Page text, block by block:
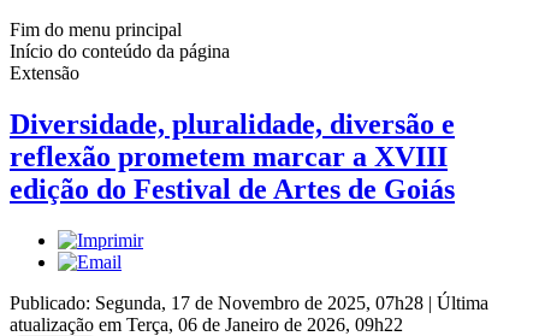
Fim do menu principal
Início do conteúdo da página
Extensão
Diversidade, pluralidade, diversão e
reflexão prometem marcar a XVIII
edição do Festival de Artes de Goiás
Publicado: Segunda, 17 de Novembro de 2025, 07h28 | Última
atualização em Terça, 06 de Janeiro de 2026, 09h22